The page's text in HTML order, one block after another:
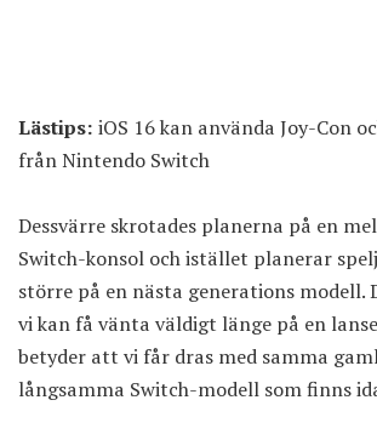
Lästips: iOS 16 kan använda Joy-Con
från Nintendo Switch
Dessvärre skrotades planerna på en
Switch-konsol och istället planerar
större på en nästa generations modell.
vi kan få vänta väldigt länge på en
betyder att vi får dras med samma
långsamma Switch-modell som finns